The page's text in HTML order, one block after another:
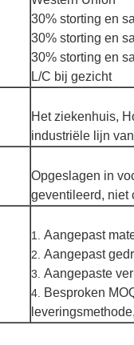
30% storting en
30% storting en
30% storting en
L/C bij gezicht
Het ziekenhuis,
industriële lijn
Opgeslagen in
geventileerd, niet
1. Aangepast
2. Aangepast
3. Aangepaste
4.
Besproken